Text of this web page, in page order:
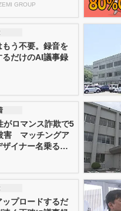
GROUP
もう不要。録音を
るだけのAI議事録
がロマンス詐欺で5
害 マッチングア
ザイナー名乗る者
ップロードするだ